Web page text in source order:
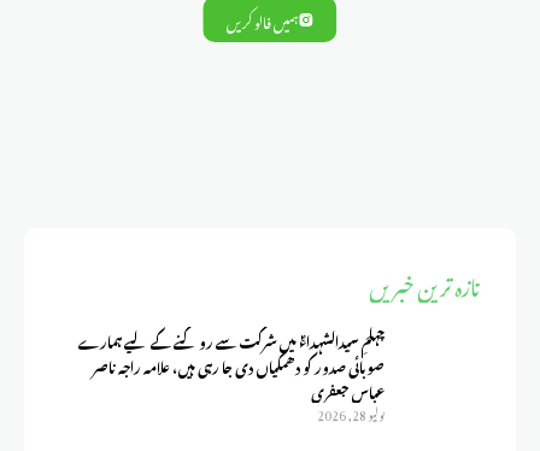
ہمیں فالو کریں
تازہ ترین خبریں
چہلمِ سیدالشہداءؑ میں شرکت سے روکنے کے لیے ہمارے
صوبائی صدور کو دھمکیاں دی جا رہی ہیں، علامہ راجہ ناصر
عباس جعفری
يوليو 28, 2026